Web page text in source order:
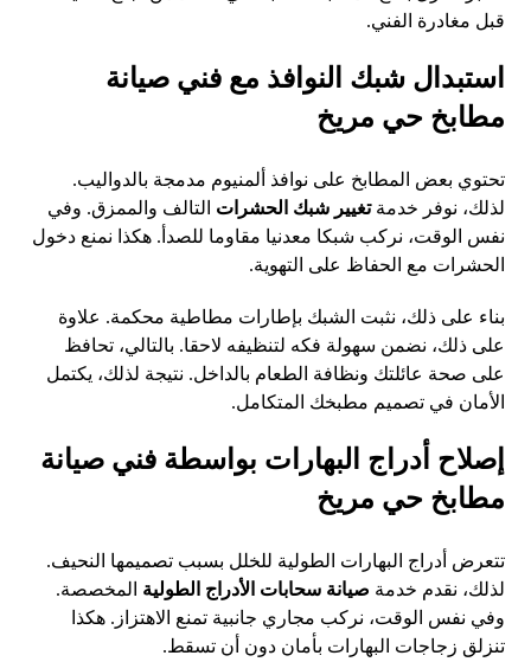
قبل مغادرة الفني.
استبدال شبك النوافذ مع فني صيانة
مطابخ حي مريخ
تحتوي بعض المطابخ على نوافذ ألمنيوم مدمجة بالدواليب.
لذلك، نوفر خدمةتغيير شبك الحشرات التالف والممزق. وفي
نفس الوقت، نركب شبكا معدنيا مقاوما للصدأ. هكذا نمنع دخول
الحشرات مع الحفاظ على التهوية.
بناء على ذلك، نثبت الشبك بإطارات مطاطية محكمة. علاوة
على ذلك، نضمن سهولة فكه لتنظيفه لاحقا. بالتالي، تحافظ
على صحة عائلتك ونظافة الطعام بالداخل. نتيجة لذلك، يكتمل
الأمان في تصميم مطبخك المتكامل.
إصلاح أدراج البهارات بواسطة فني صيانة
مطابخ حي مريخ
تتعرض أدراج البهارات الطولية للخلل بسبب تصميمها النحيف.
لذلك، نقدم خدمة صيانة سحابات الأدراج الطولية المخصصة.
وفي نفس الوقت، نركب مجاري جانبية تمنع الاهتزاز. هكذا
تنزلق زجاجات البهارات بأمان دون أن تسقط.